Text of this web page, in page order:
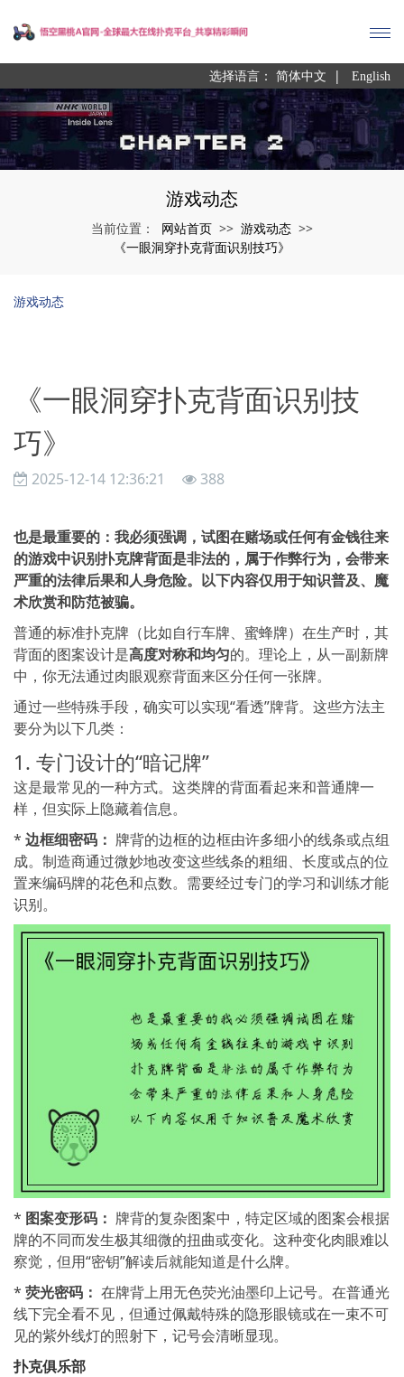
选择语言： 简体中文 | English
游戏动态
当前位置： 网站首页 >> 游戏动态 >>
《一眼洞穿扑克背面识别技巧》
游戏动态
《一眼洞穿扑克背面识别技
巧》
2025-12-14 12:36:21 388
也是最重要的：我必须强调，试图在赌场或任何有金钱往来
的游戏中识别扑克牌背面是非法的，属于作弊行为，会带来
严重的法律后果和人身危险。以下内容仅用于知识普及、魔
术欣赏和防范被骗。
普通的标准扑克牌（比如自行车牌、蜜蜂牌）在生产时，其
背面的图案设计是高度对称和均匀的。理论上，从一副新牌
中，你无法通过肉眼观察背面来区分任何一张牌。
通过一些特殊手段，确实可以实现“看透”牌背。这些方法主
要分为以下几类：
1. 专门设计的“暗记牌”
这是最常见的一种方式。这类牌的背面看起来和普通牌一
样，但实际上隐藏着信息。
* 边框细密码： 牌背的边框的边框由许多细小的线条或点组
成。制造商通过微妙地改变这些线条的粗细、长度或点的位
置来编码牌的花色和点数。需要经过专门的学习和训练才能
识别。
* 图案变形码： 牌背的复杂图案中，特定区域的图案会根据
牌的不同而发生极其细微的扭曲或变化。这种变化肉眼难以
察觉，但用“密钥”解读后就能知道是什么牌。
* 荧光密码： 在牌背上用无色荧光油墨印上记号。在普通光
线下完全看不见，但通过佩戴特殊的隐形眼镜或在一束不可
见的紫外线灯的照射下，记号会清晰显现。
扑克俱乐部